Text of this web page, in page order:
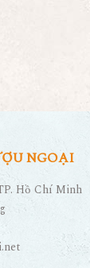
NGOẠI
Hồ Chí Minh